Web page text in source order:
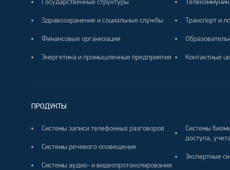
Государственные структуры
Здравоохранение и социальные службы
Финансовые организации
Энергетика и промышленные предприятия
Транспорт и
Контактные
ПРОДУКТЫ
Системы записи телефонных разговоров
Системы речевого оповещения
Системы аудио- и видеопротоколирования
Системы
доступа,
Экспертные